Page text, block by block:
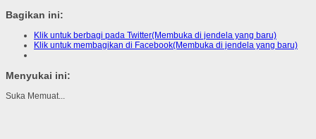
Bagikan ini:
Klik untuk berbagi pada Twitter(Membuka di jendela yang baru)
Klik untuk membagikan di Facebook(Membuka di jendela yang baru)
Menyukai ini:
Suka Memuat...